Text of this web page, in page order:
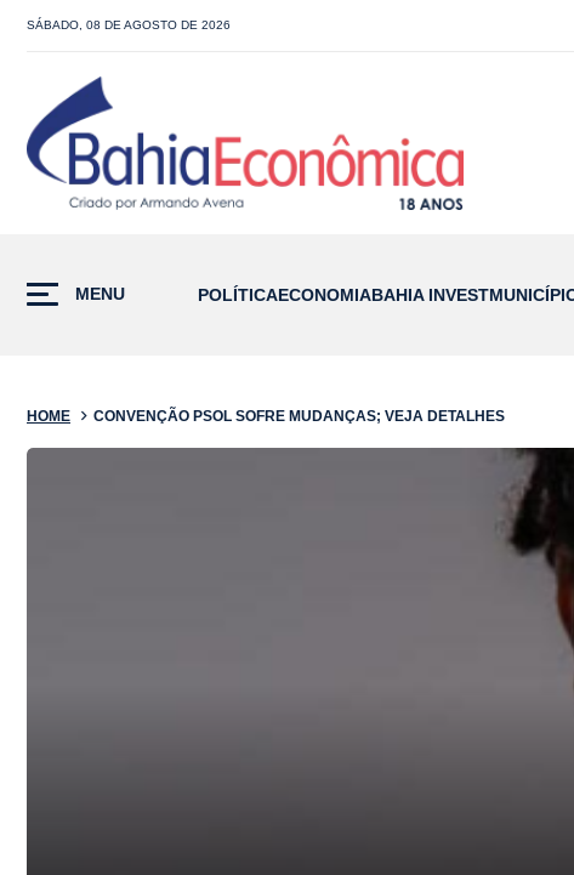
SÁBADO, 08 DE AGOSTO DE 2026
MENU POLÍTICAECONOMIABAHIA INVEST
HOME CONVENÇÃO PSOL SOFRE MUDANÇAS; VEJA DETALHES